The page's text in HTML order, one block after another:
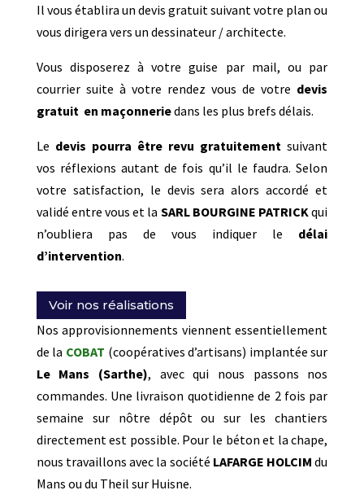
Il vous établira un devis gratuit suivant votre plan ou
vous dirigera vers un dessinateur / architecte.
Vous disposerez à votre guise par mail, ou par
courrier suite à votre rendez vous de votre devis
gratuit en maçonneriedans les plus brefs délais.
Le devis pourra être revu gratuitement suivant
vos réflexions autant de fois qu’il le faudra. Selon
votre satisfaction, le devis sera alors accordé et
validé entre vous et la SARL BOURGINE PATRICK qui
n’oubliera pas de vous indiquer le délai
d’intervention.
Voir nos réalisations
Nos approvisionnements viennent essentiellement
de la COBAT (coopératives d’artisans) implantée sur
Le Mans (Sarthe), avec qui nous passons nos
commandes. Une livraison quotidienne de 2 fois par
semaine sur nôtre dépôt ou sur les chantiers
directement est possible. Pour le béton et la chape,
nous travaillons avec la société LAFARGE HOLCIM du
Mans ou du Theil sur Huisne.